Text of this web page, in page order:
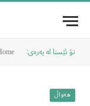
تۆ ئێستا لە پەرەی:
هەواڵ